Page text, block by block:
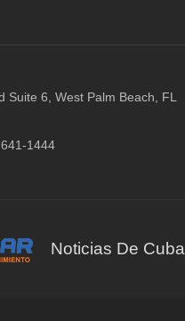
Suite 6, West Palm Beach, FL
1444
Noticias De Cuba